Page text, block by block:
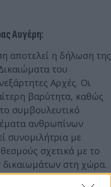
Αυγέρη:
αποτελεί η δήλωση της
του
Αρχές. Οι
βαρύτητα, καθώς
συμβουλευτικό
ανθρωπίνων
συνομιλήτρια με
σχετικά με το
στη χώρα.